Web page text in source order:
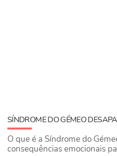
SÍNDROME DO GÉMEO
O que é a Síndrome do
consequências emocionais